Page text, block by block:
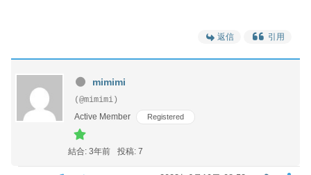
返信 引用
mimimi
(@mimimi)
Active Member
Registered
結合: 3年前 投稿: 7